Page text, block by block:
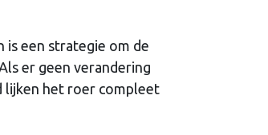
is een strategie om de
er geen verandering
lijken het roer compleet